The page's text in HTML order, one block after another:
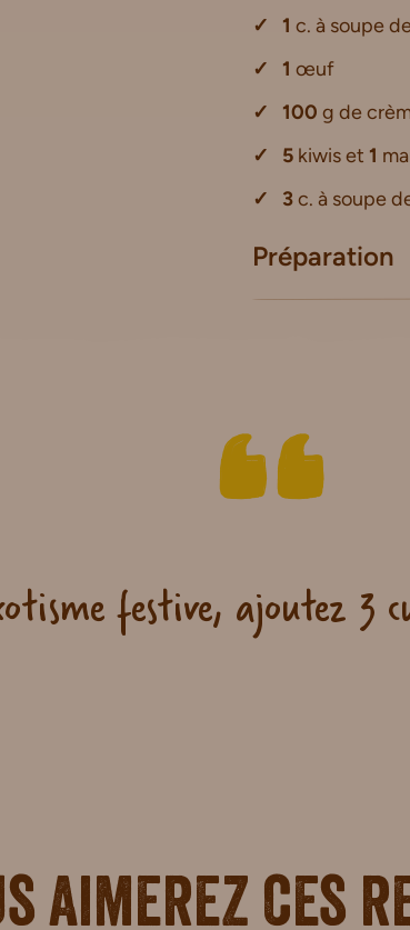
1 c. à soupe
1 œuf
100 g de
5 kiwis et 1
3c. à soupe
Préparation
festive, ajoutez 3
aimerez ces